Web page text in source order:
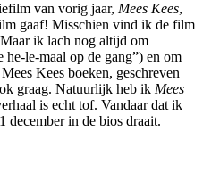
van vorig jaar, Mees Kees,
gaaf! Misschien vind ik de film
ik lach nog altijd om
le-maal op de gang”) en om
Kees boeken, geschreven
graag. Natuurlijk heb ik Mees
is echt tof. Vandaar dat ik
december in de bios draait.